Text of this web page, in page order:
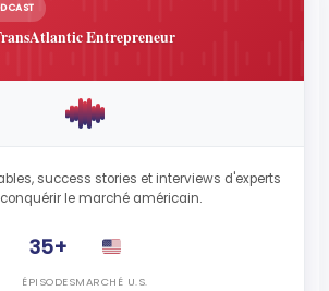
Entrepreneur
success stories et interviews d'experts
le marché américain.
35+
ÉPISODESMARCHÉ U.S.